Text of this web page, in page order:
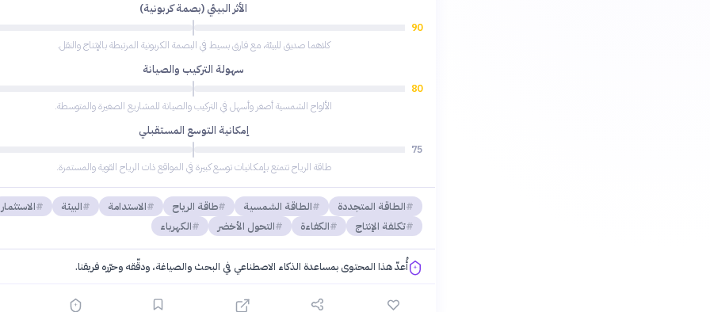
الأثر البيئي (بصمة كربونية)
90
كلاهما صديق للبيئة، مع فارق بسيط في البصمة الكربونية المرتبطة بالإنتاج والنقل.
سهولة التركيب والصيانة
80
الألواح الشمسية أصغر وأسهل في التركيب والصيانة للمشاريع الصغيرة والمتوسطة.
إمكانية التوسع المستقبلي
75
طاقة الرياح تتمتع بإمكانيات توسع كبيرة في المواقع ذات الرياح القوية والمستمرة.
الطاقة المتجددة الطاقة الشمسية طاقة الرياح الاستدامة البيئة
الاستثمار
تكلفة الإنتاج
الكفاءة التحول الأخضر الكهرباء
أُعدّ هذا المحتوى بمساعدة الذكاء الاصطناعي في البحث والصياغة، ودقّقه وحرّره فريقنا.